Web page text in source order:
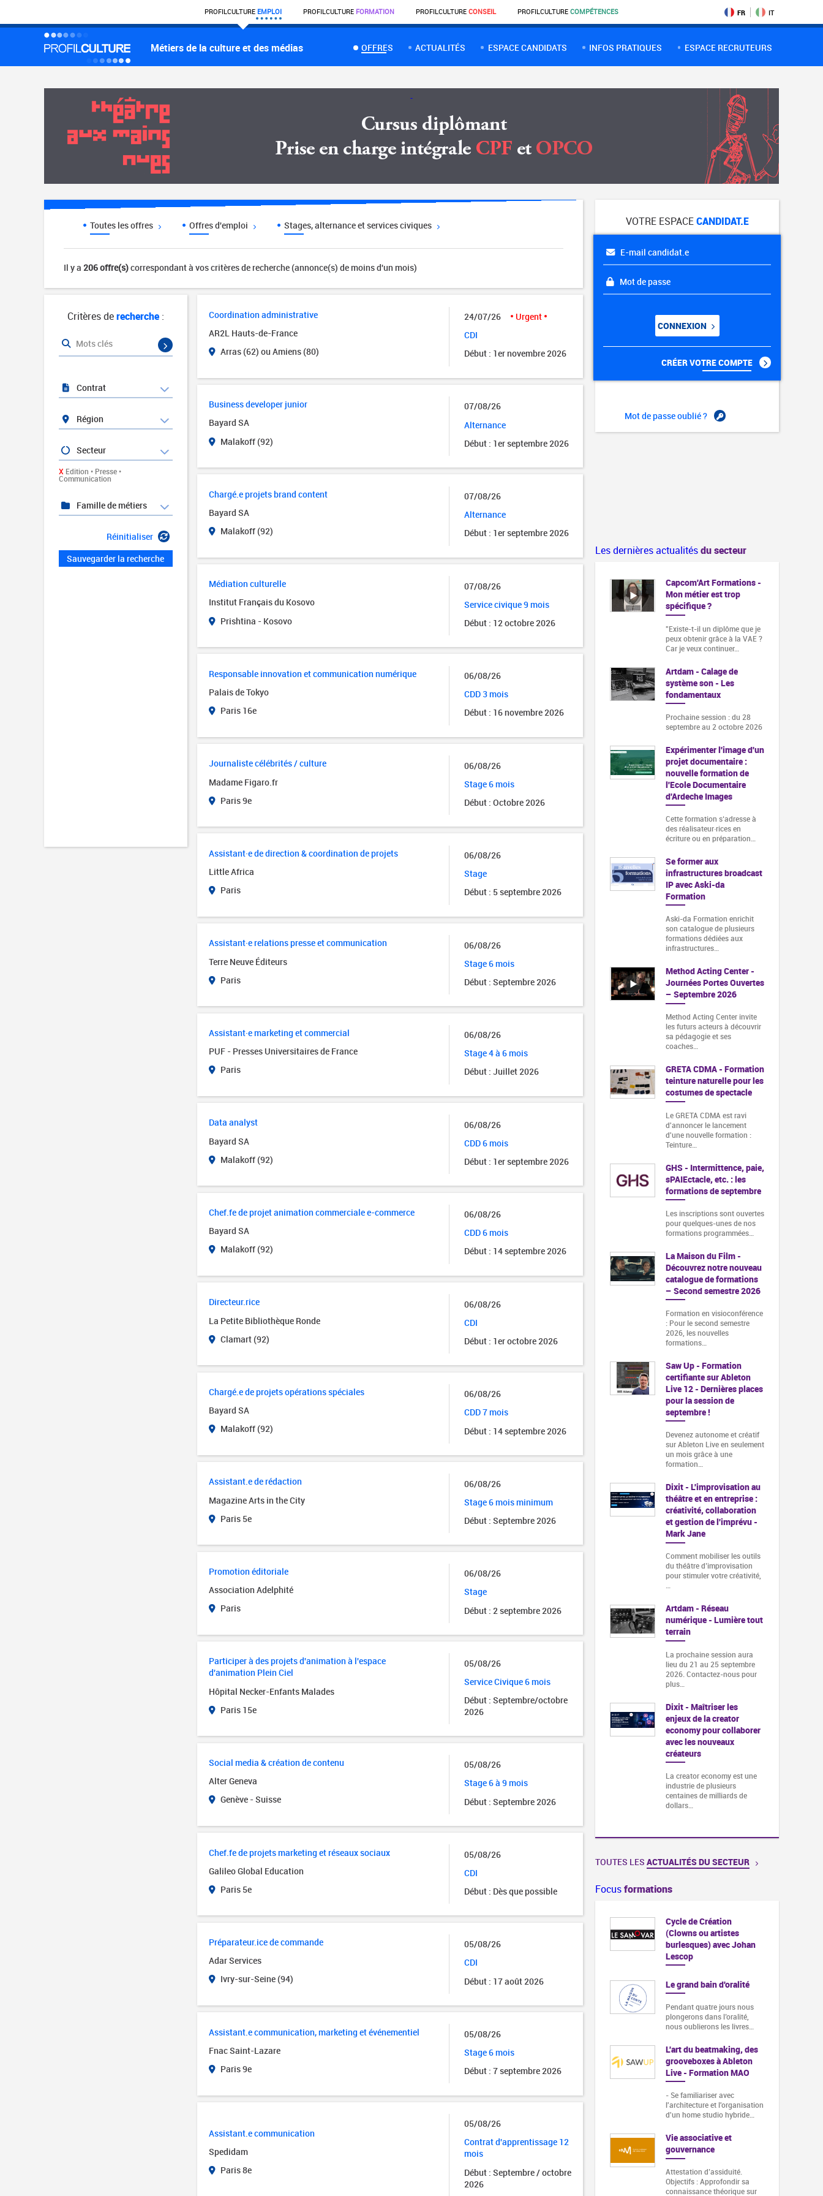
PROFILCULTURE EMPLOI PROFILCULTURE FORMATION PROFILCULTURE CONSEIL PROFILCULTURE COMPÉTENCES FR IT
Métiers de la culture et des médias OFFRES ACTUALITÉS ESPACE CANDIDATS INFOS PRATIQUES ESPACE RECRUTEURS
Toutes les offres Offres d'emploi Stages, alternance et services civiques
Il y a 206 offre(s)correspondant à vos critères de recherche (annonce(s) de moins d'un mois)
Coordination administrative
AR2L Hauts-de-France
Arras (62) ou Amiens (80)
24/07/26
Urgent
CDI
Début : 1er novembre 2026
Business developer junior
Bayard SA
Malakoff (92)
07/08/26
Alternance
Début : 1er septembre 2026
Chargé.e projets brand content
Bayard SA
Malakoff (92)
07/08/26
Alternance
Début : 1er septembre 2026
Médiation culturelle
Institut Français du Kosovo
Prishtina - Kosovo
07/08/26
Service civique 9 mois
Début : 12 octobre 2026
Responsable innovation et communication numérique
Palais de Tokyo
Paris 16e
06/08/26
CDD 3 mois
Début : 16 novembre 2026
Journaliste célébrités / culture
Madame Figaro.fr
Paris 9e
06/08/26
Stage 6 mois
Début : Octobre 2026
Assistant·e de direction & coordination de projets
Little Africa
Paris
06/08/26
Stage
Début : 5 septembre 2026
Assistant·e relations presse et communication
Terre Neuve Éditeurs
Paris
06/08/26
Stage 6 mois
Début : Septembre 2026
Assistant·e marketing et commercial
PUF - Presses Universitaires de France
Paris
06/08/26
Stage 4 à 6 mois
Début : Juillet 2026
Data analyst
Bayard SA
Malakoff (92)
06/08/26
CDD 6 mois
Début : 1er septembre 2026
Chef.fe de projet animation commerciale e-commerce
Bayard SA
Malakoff (92)
06/08/26
CDD 6 mois
Début : 14 septembre 2026
Directeur.rice
La Petite Bibliothèque Ronde
Clamart (92)
06/08/26
CDI
Début : 1er octobre 2026
Chargé.e de projets opérations spéciales
Bayard SA
Malakoff (92)
06/08/26
CDD 7 mois
Début : 14 septembre 2026
Assistant.e de rédaction
Magazine Arts in the City
Paris 5e
06/08/26
Stage 6 mois minimum
Début : Septembre 2026
Promotion éditoriale
Association Adelphité
Paris
06/08/26
Stage
Début : 2 septembre 2026
Participer à des projets d'animation à l'espace
d'animation Plein Ciel
Hôpital Necker-Enfants Malades
Paris 15e
05/08/26
Service Civique 6 mois
Début : Septembre/octobre
2026
Social media & création de contenu
Alter Geneva
Genève - Suisse
05/08/26
Stage 6 à 9 mois
Début : Septembre 2026
Chef.fe de projets marketing et réseaux sociaux
Galileo Global Education
Paris 5e
05/08/26
CDI
Début : Dès que possible
Préparateur.ice de commande
Adar Services
Ivry-sur-Seine (94)
05/08/26
CDI
Début : 17 août 2026
Assistant.e communication, marketing et événementiel
Fnac Saint-Lazare
Paris 9e
05/08/26
Stage 6 mois
Début : 7 septembre 2026
Assistant.e communication
Spedidam
Paris 8e
05/08/26
Contrat d'apprentissage 12
mois
Début : Septembre / octobre
2026
Critères derecherche:
Mots clés
Contrat
Région
Secteur
X Edition • Presse •
Communication
Famille de métiers
Réinitialiser
Sauvegarder la recherche
VOTRE ESPACECANDIDAT.E
E-mail candidat.e
Mot de passe
CONNEXION
CRÉER VOTRE COMPTE
Mot de passe oublié ?
Les dernières actualitésdu secteur
Capcom'Art Formations -
Mon métier est trop
spécifique ?
"Existe-t-il un diplôme que je
peux obtenir grâce à la VAE ?
Car je veux continuer…
Artdam - Calage de
système son - Les
fondamentaux
Prochaine session : du 28
septembre au 2 octobre 2026
Expérimenter l'image d'un
projet documentaire :
nouvelle formation de
l'Ecole Documentaire
d'Ardeche Images
Cette formation s‘adresse à
des réalisateur·rices en
écriture ou en préparation…
Se former aux
infrastructures broadcast
IP avec Aski-da
Formation
Aski-da Formation enrichit
son catalogue de plusieurs
formations dédiées aux
infrastructures…
Method Acting Center -
Journées Portes Ouvertes
– Septembre 2026
Method Acting Center invite
les futurs acteurs à découvrir
sa pédagogie et ses
coaches…
GRETA CDMA - Formation
teinture naturelle pour les
costumes de spectacle
Le GRETA CDMA est ravi
d'annoncer le lancement
d'une nouvelle formation :
Teinture…
GHS - Intermittence, paie,
sPAIEctacle, etc. : les
formations de septembre
Les inscriptions sont ouvertes
pour quelques-unes de nos
formations programmées…
La Maison du Film -
Découvrez notre nouveau
catalogue de formations
– Second semestre 2026
Formation en visioconférence
: Pour le second semestre
2026, les nouvelles
formations…
Saw Up - Formation
certifiante sur Ableton
Live 12 - Dernières places
pour la session de
septembre !
Devenez autonome et créatif
sur Ableton Live en seulement
un mois grâce à une
formation…
Dixit - L'improvisation au
théâtre et en entreprise :
créativité, collaboration
et gestion de l'imprévu -
Mark Jane
Comment mobiliser les outils
du théâtre d’improvisation
pour stimuler votre créativité,
…
Artdam - Réseau
numérique - Lumière tout
terrain
La prochaine session aura
lieu du 21 au 25 septembre
2026. Contactez-nous pour
plus…
Dixit - Maîtriser les
enjeux de la creator
economy pour collaborer
avec les nouveaux
créateurs
La creator economy est une
industrie de plusieurs
centaines de milliards de
dollars…
TOUTES LES ACTUALITÉS DU SECTEUR
Focusformations
Cycle de Création
(Clowns ou artistes
burlesques) avec Johan
Lescop
Le grand bain d'oralité
Pendant quatre jours nous
plongerons dans l’oralité,
nous oublierons les livres…
L'art du beatmaking, des
grooveboxes à Ableton
Live - Formation MAO
- Se familiariser avec
l'architecture et l'organisation
d'un home studio hybride…
Vie associative et
gouvernance
Attestation d’assiduité.
Objectifs : Approfondir sa
connaissance théorique sur